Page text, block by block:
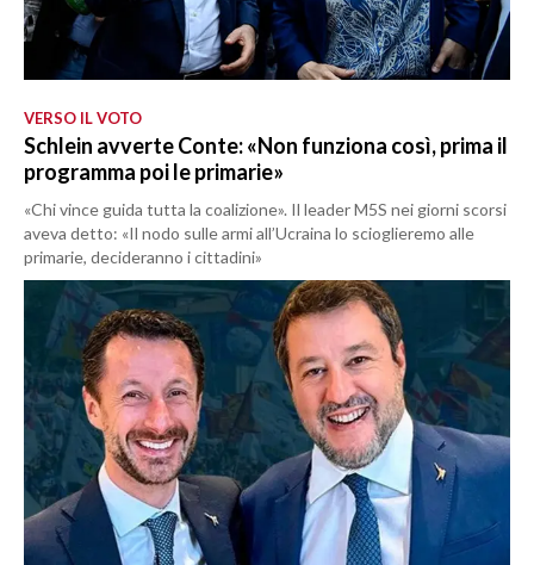
VERSO IL VOTO
Schlein avverte Conte: «Non funziona così, prima il
programma poi le primarie»
«Chi vince guida tutta la coalizione». Il leader M5S nei giorni scorsi
aveva detto: «Il nodo sulle armi all’Ucraina lo scioglieremo alle
primarie, decideranno i cittadini»